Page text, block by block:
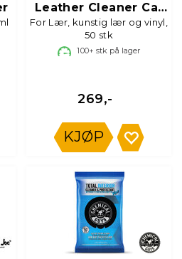
Leather Cleaner Car
Wipes
For Lær, kunstig lær og vinyl,
50 stk
100+ stk på lager
269,-
KJØP